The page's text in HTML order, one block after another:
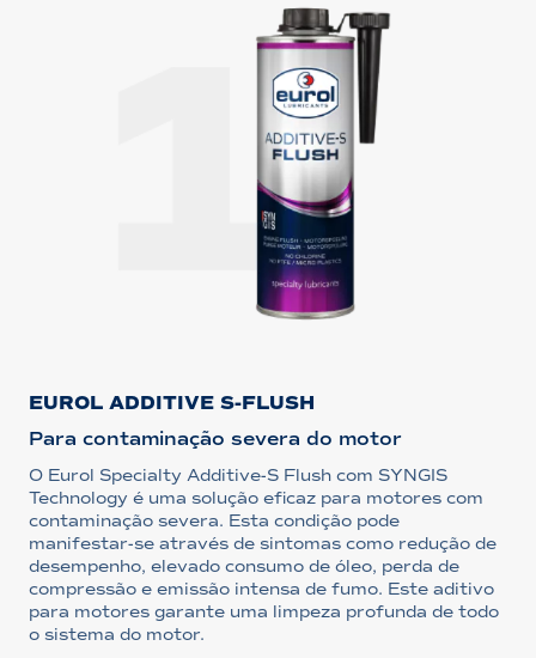
EUROL ADDITIVE S-FLUSH
Para contaminação severa do motor
O Eurol Specialty Additive-S Flush com SYNGIS
Technology é uma solução eficaz para motores com
contaminação severa. Esta condição pode
manifestar-se através de sintomas como redução de
desempenho, elevado consumo de óleo, perda de
compressão e emissão intensa de fumo. Este aditivo
para motores garante uma limpeza profunda de todo
o sistema do motor.